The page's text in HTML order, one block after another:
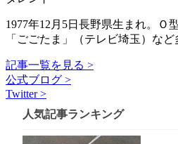
1977年12月5日長野県生まれ。Ｏ
「ごごたま」（テレビ埼玉）など
記事一覧を見る >
公式ブログ >
Twitter >
人気記事ランキング